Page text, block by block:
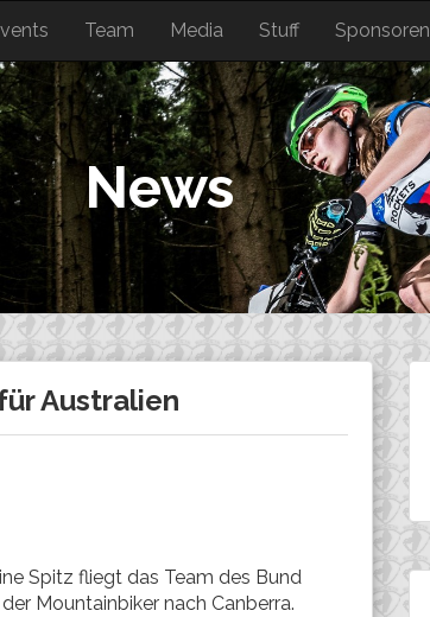
Team Media Stuff Sponsoren
News
Australien
Spitz fliegt das Team des Bund
Mountainbiker nach Canberra.